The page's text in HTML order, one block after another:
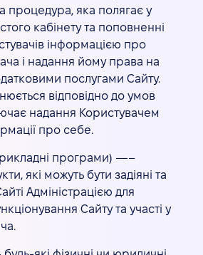
процедура, яка полягає у
кабінету та поповненні
інформацією про
і надання йому права на
послугами Сайту.
відповідно до умов
надання Користувачем
про себе.
програми) —–
які можуть бути задіяні та
Адміністрацією для
Сайту та участі у